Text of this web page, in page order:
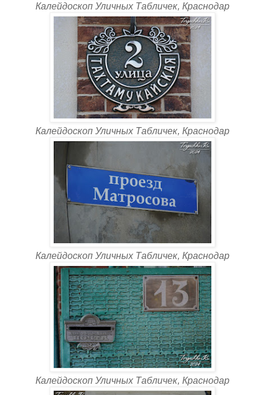
Калейдоскоп Уличных Табличек, Краснодар
Калейдоскоп Уличных Табличек, Краснодар
Калейдоскоп Уличных Табличек, Краснодар
Калейдоскоп Уличных Табличек, Краснодар